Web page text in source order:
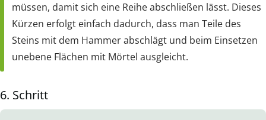
müssen, damit sich eine Reihe abschließen lässt. Dieses
Kürzen erfolgt einfach dadurch, dass man Teile des
Steins mit dem Hammer abschlägt und beim Einsetzen
unebene Flächen mit Mörtel ausgleicht.
6. Schritt